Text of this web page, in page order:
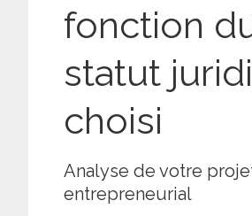
fonction
statut
choisi
Analyse de votre
entrepreneurial